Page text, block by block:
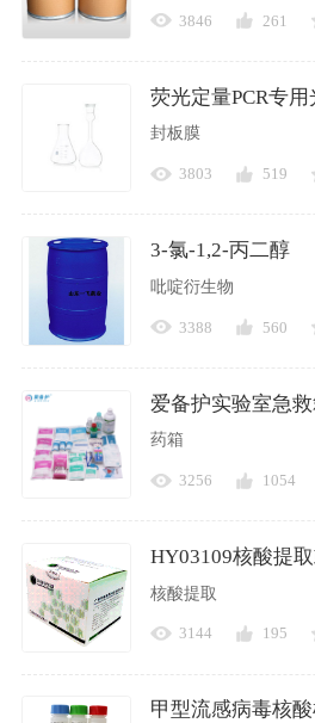
3846 261
荧光定量PCR专
封板膜
3803 519
3-氯-1,2-丙二醇
吡啶衍生物
3388 560
药箱
3256 1054
核酸提取
3144 195